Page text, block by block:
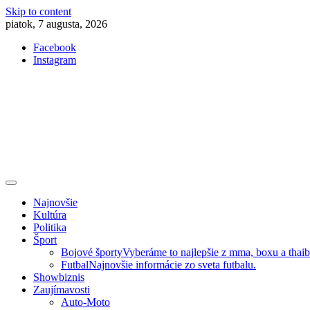
Skip to content
piatok, 7 augusta, 2026
Facebook
Instagram
Najnovšie
Kultúra
Politika
Šport
Bojové športyVyberáme to najlepšie z mma, boxu a
FutbalNajnovšie informácie zo sveta futbalu.
Showbiznis
Zaujímavosti
Auto-Moto